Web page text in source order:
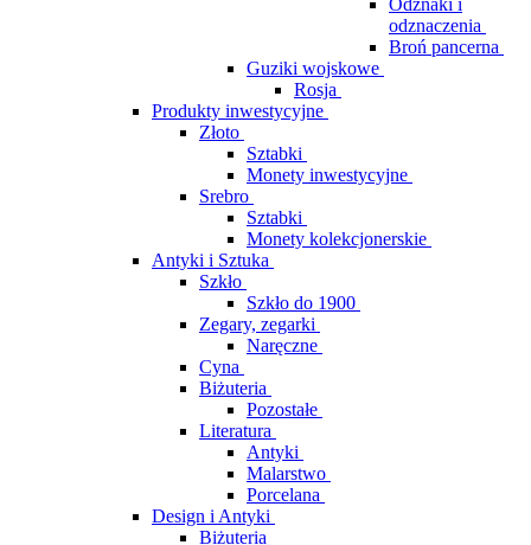
Odznaki i
odznaczenia
Broń pancerna
Guziki wojskowe
Rosja
Produkty inwestycyjne
Złoto
Sztabki
Monety inwestycyjne
Srebro
Sztabki
Monety kolekcjonerskie
Antyki i Sztuka
Szkło
Szkło do 1900
Zegary, zegarki
Naręczne
Cyna
Biżuteria
Pozostałe
Literatura
Antyki
Malarstwo
Porcelana
Design i Antyki
Biżuteria